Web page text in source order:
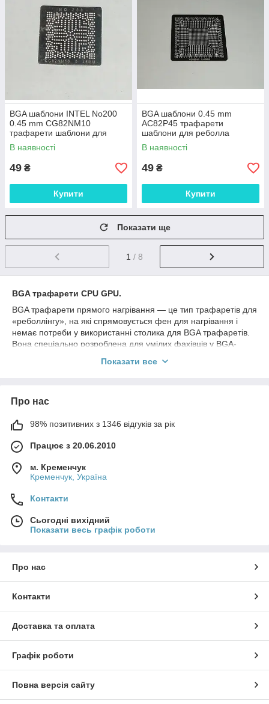
BGA шаблони INTEL No200
0.45 mm CG82NM10
трафарети шаблони для
реболлу реболінг-набір
відновлення паяння ремо
В наявності
49 ₴
Купити
BGA шаблони 0.45 mm
AC82P45 трафарети
шаблони для реболла
реболінг-набір відновлення
паяння ремонт прямого
В наявності
49 ₴
Купити
Показати ще
1 / 8
BGA трафарети CPU GPU.
BGA трафарети прямого нагрівання — це тип трафаретів для
«реболлінгу», на які спрямовується фен для нагрівання і
немає потреби у використанні столика для BGA трафаретів.
Вона спеціально розроблена для умілих фахівців у BGA-
BGA трафарети прямого нагрівання також називають
Показати все
Про нас
98% позитивних з 1346 відгуків за рік
Працює з 20.06.2010
м. Кременчук
Кременчук, Україна
Контакти
Сьогодні вихідний
Показати весь графік роботи
Про нас
Контакти
Доставка та оплата
Графік роботи
Повна версія сайту